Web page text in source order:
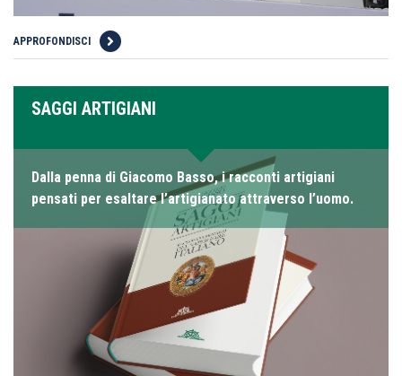
APPROFONDISCI
SAGGI ARTIGIANI
Dalla penna di Giacomo Basso, i racconti artigiani
pensati per esaltare l’artigianato attraverso l’uomo.